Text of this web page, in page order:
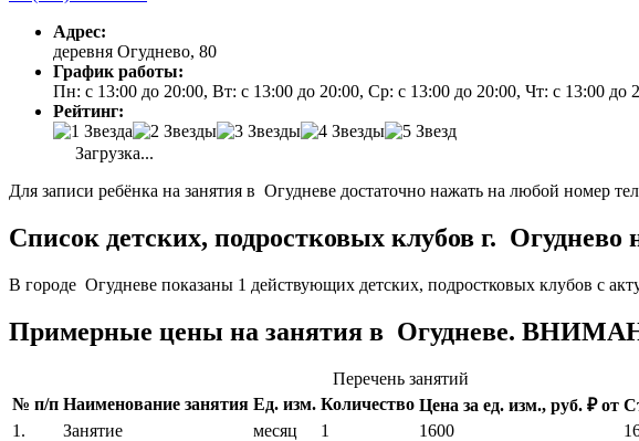
Адрес:
деревня Огуднево, 80
График работы:
Пн: с 13:00 до 20:00, Вт: с 13:00 до 20:00, Ср: с 13:00 до 20:00, Чт: с 13:00
Рейтинг:
Загрузка...
Для записи ребёнка на занятия в Огудневе достаточно нажать на любой номер
Список детских, подростковых клубов г. Огуднево
В городе Огудневе показаны 1 действующих детских, подростковых клубов с
Примерные цены на занятия в Огудневе.
Перечень занятий
№ п/п Наименование занятия Ед. изм. Количество Цена за ед. изм., руб. ₽ от
1.
Занятие месяц 1 1600